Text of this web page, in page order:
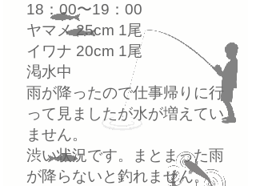
18：00〜19：00
ヤマメ 25cm 1尾
イワナ 20cm 1尾
渇水中
雨が降ったので仕事帰りに行
って見ましたが水が増えてい
ません。
渋い状況です。まとまった雨
が降らないと釣れません。